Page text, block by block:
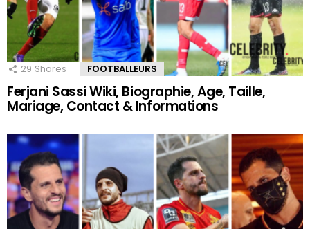
29 Shares FOOTBALLEURS
Ferjani Sassi Wiki, Biographie, Age, Taille,
Mariage, Contact & Informations